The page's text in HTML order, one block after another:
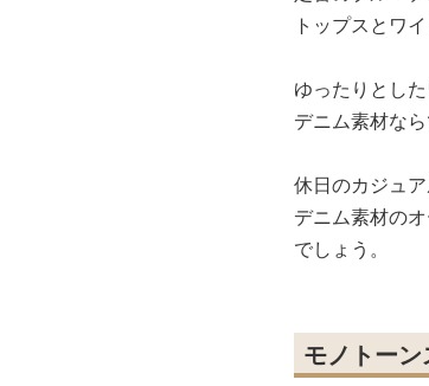
トップスとワ
ゆったりとし
デニム素材な
休日のカジュ
デニム素材の
でしょう。
モノトー